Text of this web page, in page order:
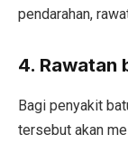
pendarahan,
4. Rawatan
Bagi penyakit
tersebut akan